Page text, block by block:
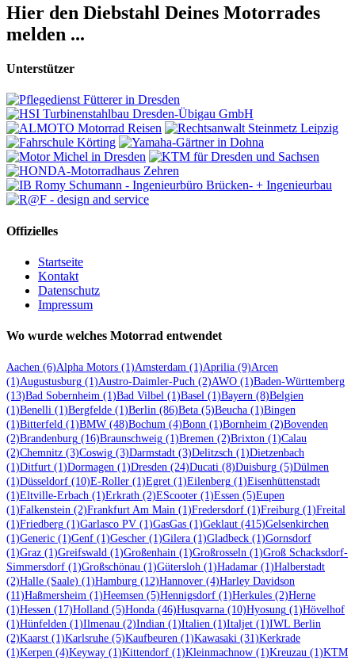
Hier den Diebstahl Deines Motorrades
melden ...
Unterstützer
Offizielles
Startseite
Kontakt
Datenschutz
Impressum
Wo wurde welches Motorrad entwendet
Aachen (6)Alpha Motors (1)Amsterdam (1)Aprilia (9)Arcen
(1)Augustusburg (1)Austro-Daimler-Puch (2)AWO (1)Baden-Württemberg
(13)Bad Sobernheim (1)Bad Vilbel (1)Basel (1)Bayern (8)Belgien
(1)Benelli (1)Bergfelde (1)Berlin (86)Beta (5)Beucha (1)Bingen
(1)Bitterfeld (1)BMW (48)Bochum (4)Bonn (1)Bornheim (2)Bovenden
(2)Brandenburg (16)Braunschweig (1)Bremen (2)Brixton (1)Calau
(2)Chemnitz (3)Coswig (3)Darmstadt (3)Delitzsch (1)Dietzenbach
(1)Ditfurt (1)Dormagen (1)Dresden (24)Ducati (8)Duisburg (5)Dülmen
(1)Düsseldorf (10)E-Roller (1)Egret (1)Eilenberg (1)Eisenhüttenstadt
(1)Eltville-Erbach (1)Erkrath (2)EScooter (1)Essen (5)Eupen
(1)Falkenstein (2)Frankfurt Am Main (1)Fredersdorf (1)Freiburg (1)Freital
(1)Friedberg (1)Garlasco PV (1)GasGas (1)Geklaut (415)Gelsenkirchen
(1)Generic (1)Genf (1)Gescher (1)Gilera (1)Gladbeck (1)Gornsdorf
(1)Graz (1)Greifswald (1)Großenhain (1)Großrosseln (1)Groß Schacksdorf-
Simmersdorf (1)Großschönau (1)Gütersloh (1)Hadamar (1)Halberstadt
(2)Halle (Saale) (1)Hamburg (12)Hannover (4)Harley Davidson
(11)Haßmersheim (1)Heemsen (5)Hennigsdorf (1)Herkules (2)Herne
(1)Hessen (17)Holland (5)Honda (46)Husqvarna (10)Hyosung (1)Hövelhof
(1)Hünfelden (1)Ilmenau (2)Indian (1)Italien (1)Italjet (1)IWL Berlin
(2)Kaarst (1)Karlsruhe (5)Kaufbeuren (1)Kawasaki (31)Kerkrade
(1)Kerpen (4)Keyway (1)Kittendorf (1)Kleinmachnow (1)Kreuzau (1)KTM